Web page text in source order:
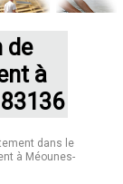
de
à
dans le
à Méounes-